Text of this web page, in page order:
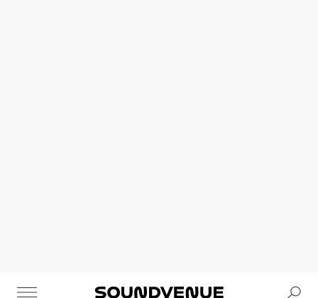
Soundvenue